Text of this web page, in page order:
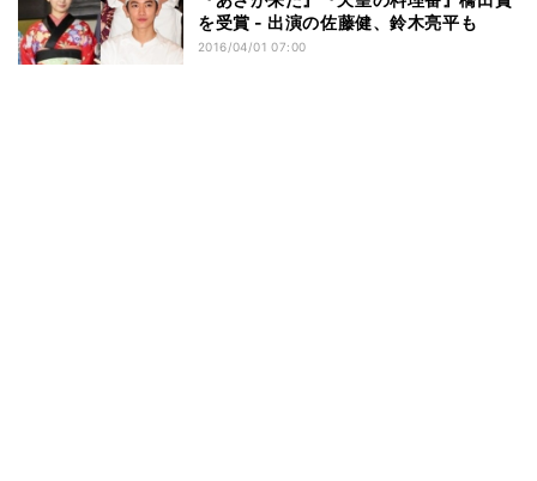
を受賞 - 出演の佐藤健、鈴木亮平も
2016/04/01 07:00